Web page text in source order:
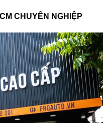
CHUYÊN NGHIỆP